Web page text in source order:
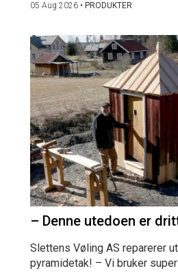
05 Aug 2026 • PRODUKTER
– Denne utedoen er
Slettens Vøling AS reparerer
pyramidetak! – Vi bruker